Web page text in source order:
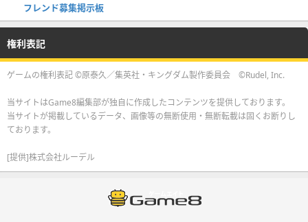
フレンド募集掲示板
権利表記
ゲームの権利表記 ©原泰久／集英社・キングダム製作委員会 ©Rudel, Inc.
当サイトはGame8編集部が独自に作成したコンテンツを提供しております。
当サイトが掲載しているデータ、画像等の無断使用・無断転載は固くお断りし
ております。
[提供]株式会社ルーデル